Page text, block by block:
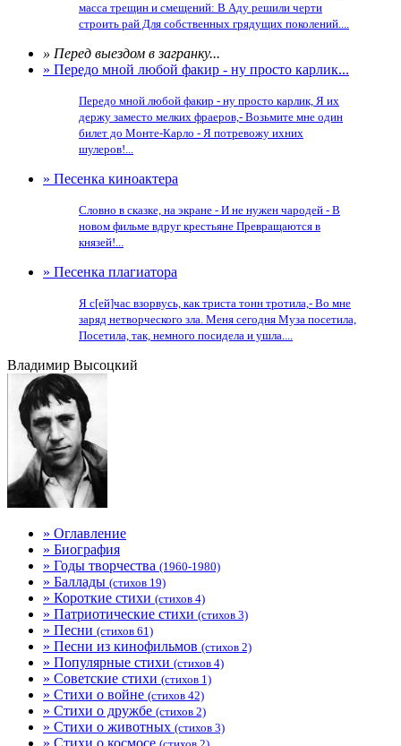
масса трещин и смещений: В Аду решили черти
строить рай Для собственных грядущих поколений....
» Перед выездом в загранку...
» Передо мной любой факир - ну просто карлик...
Передо мной любой факир - ну просто карлик, Я их
держу заместо мелких фраеров,- Возьмите мне один
билет до Монте-Карло - Я потревожу ихних
шулеров!...
» Песенка киноактера
Словно в сказке, на экране - И не нужен чародей - В
новом фильме вдруг крестьяне Превращаются в
князей!...
» Песенка плагиатора
Я с[ей]час взорвусь, как триста тонн тротила,- Во мне
заряд нетворческого зла. Меня сегодня Муза посетила,
Посетила, так, немного посидела и ушла....
Владимир Высоцкий
» Оглавление
» Биография
» Годы творчества (1960-1980)
» Баллады (стихов 19)
» Короткие стихи (стихов 4)
» Патриотические стихи (стихов 3)
» Песни (стихов 61)
» Песни из кинофильмов (стихов 2)
» Популярные стихи (стихов 4)
» Советские стихи (стихов 1)
» Стихи о войне (стихов 42)
» Стихи о дружбе (стихов 2)
» Стихи о животных (стихов 3)
» Стихи о космосе